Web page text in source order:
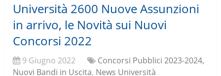
Università 2600 Nuove Assunzioni
in arrivo, le Novità sui Nuovi
Concorsi 2022
9 Giugno 2022
Concorsi Pubblici 2023-2024,
Nuovi Bandi in Uscita, News Università